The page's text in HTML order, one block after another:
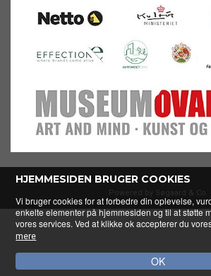
Powered by Søgaard & Co.
HJEMMESIDEN BRUGER COOKIES
Vi bruger cookies for at forbedre din oplevelse,
enkelte elementer på hjemmesiden og til at støtte
vores services. Ved at klikke ok accepterer du
mere